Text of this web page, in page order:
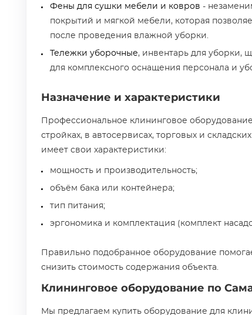
Фены для сушки мебели и ковров -
покрытий и мягкой мебели, которая
после проведения влажной уборки.
Тележки уборочные, инвентарь для уборки,
для комплексного оснащения персонала и
Назначение и характеристики
Профессиональное клининговое
стройках, в автосервисах, торговых и
имеет свои характеристики:
мощность и производительность;
объём бака или контейнера;
тип питания;
эргономика и комплектация (комплект
Правильно подобранное оборудование
снизить стоимость содержания объекта.
Клининговое оборудование по
Мы предлагаем купить оборудование для